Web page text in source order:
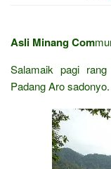
Asli Minang Com
Salamaik pagi
Padang Aro sadonyo.